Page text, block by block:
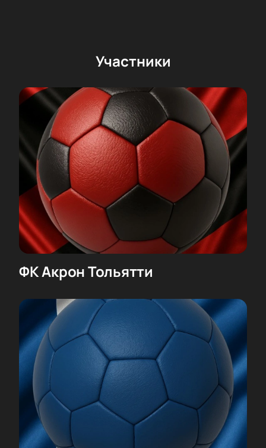
Участники
ФК Акрон Тольятти